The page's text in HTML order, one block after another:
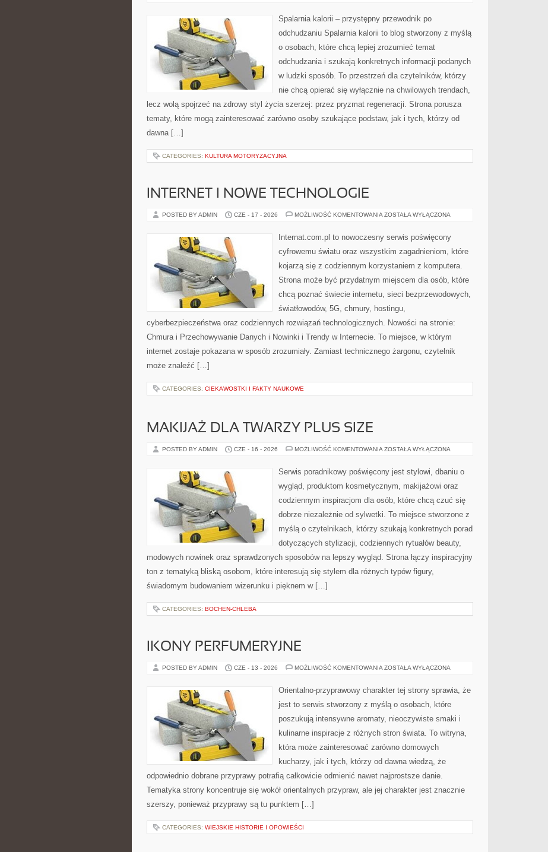
Spalarnia kalorii – przystępny przewodnik po
odchudzaniu Spalarnia kalorii to blog stworzony z myślą
o osobach, które chcą lepiej zrozumieć temat
odchudzania i szukają konkretnych informacji podanych
w ludzki sposób. To przestrzeń dla czytelników, którzy
nie chcą opierać się wyłącznie na chwilowych trendach,
lecz wolą spojrzeć na zdrowy styl życia szerzej: przez pryzmat regeneracji. Strona porusza
tematy, które mogą zainteresować zarówno osoby szukające podstaw, jak i tych, którzy od
dawna […]
CATEGORIES: KULTURA MOTORYZACYJNA
INTERNET I NOWE TECHNOLOGIE
POSTED BY ADMIN CZE - 17 - 2026 MOŻLIWOŚĆ KOMENTOWANIA INTERNET
TECHNOLOGIE
ZOSTAŁA WYŁĄCZONA
Internat.com.pl to nowoczesny serwis poświęcony
cyfrowemu światu oraz wszystkim zagadnieniom, które
kojarzą się z codziennym korzystaniem z komputera.
Strona może być przydatnym miejscem dla osób, które
chcą poznać świecie internetu, sieci bezprzewodowych,
światłowodów, 5G, chmury, hostingu,
cyberbezpieczeństwa oraz codziennych rozwiązań technologicznych. Nowości na stronie:
Chmura i Przechowywanie Danych i Nowinki i Trendy w Internecie. To miejsce, w którym
internet zostaje pokazana w sposób zrozumiały. Zamiast technicznego żargonu, czytelnik
może znaleźć […]
CATEGORIES: CIEKAWOSTKI I FAKTY NAUKOWE
MAKIJAŻ DLA TWARZY PLUS SIZE
POSTED BY ADMIN CZE - 16 - 2026 MOŻLIWOŚĆ KOMENTOWANIA MAKIJAŻ
PLUS
SIZE
ZOSTAŁA WYŁĄCZONA
Serwis poradnikowy poświęcony jest stylowi, dbaniu o
wygląd, produktom kosmetycznym, makijażowi oraz
codziennym inspiracjom dla osób, które chcą czuć się
dobrze niezależnie od sylwetki. To miejsce stworzone z
myślą o czytelnikach, którzy szukają konkretnych porad
dotyczących stylizacji, codziennych rytuałów beauty,
modowych nowinek oraz sprawdzonych sposobów na lepszy wygląd. Strona łączy inspiracyjny
ton z tematyką bliską osobom, które interesują się stylem dla różnych typów figury,
świadomym budowaniem wizerunku i pięknem w […]
CATEGORIES: BOCHEN-CHLEBA
IKONY PERFUMERYJNE
POSTED BY ADMIN CZE - 13 - 2026 MOŻLIWOŚĆ KOMENTOWANIA IKONY
ZOSTAŁA WYŁĄCZONA
Orientalno-przyprawowy charakter tej strony sprawia, że
jest to serwis stworzony z myślą o osobach, które
poszukują intensywne aromaty, nieoczywiste smaki i
kulinarne inspiracje z różnych stron świata. To witryna,
która może zainteresować zarówno domowych
kucharzy, jak i tych, którzy od dawna wiedzą, że
odpowiednio dobrane przyprawy potrafią całkowicie odmienić nawet najprostsze danie.
Tematyka strony koncentruje się wokół orientalnych przypraw, ale jej charakter jest znacznie
szerszy, ponieważ przyprawy są tu punktem […]
CATEGORIES: WIEJSKIE HISTORIE I OPOWIEŚCI